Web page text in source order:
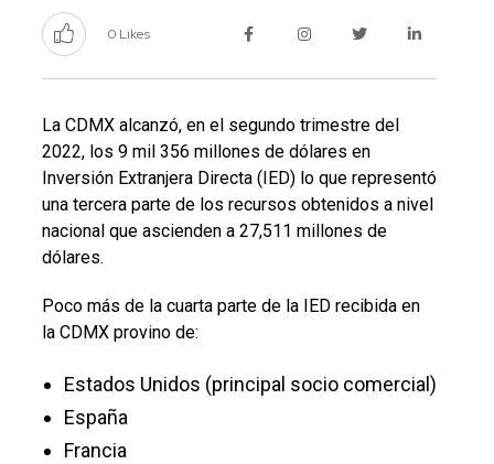
0 Likes
La CDMX alcanzó, en el segundo trimestre del
2022, los 9 mil 356 millones de dólares en
Inversión Extranjera Directa (IED) lo que representó
una tercera parte de los recursos obtenidos a nivel
nacional que ascienden a 27,511 millones de
dólares.
Poco más de la cuarta parte de la IED recibida en
la CDMX provino de:
Estados Unidos (principal socio comercial)
España
Francia